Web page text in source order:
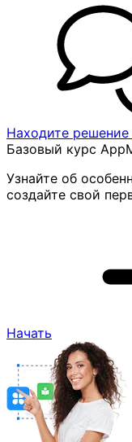
Находите
Базовый курс
Узнайте об
создайте свой
Начать